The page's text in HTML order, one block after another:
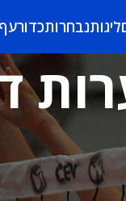
ליגותנבחרות